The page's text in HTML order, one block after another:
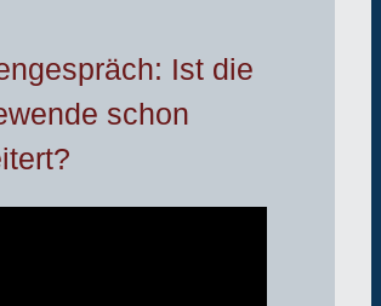
Ist die
schon